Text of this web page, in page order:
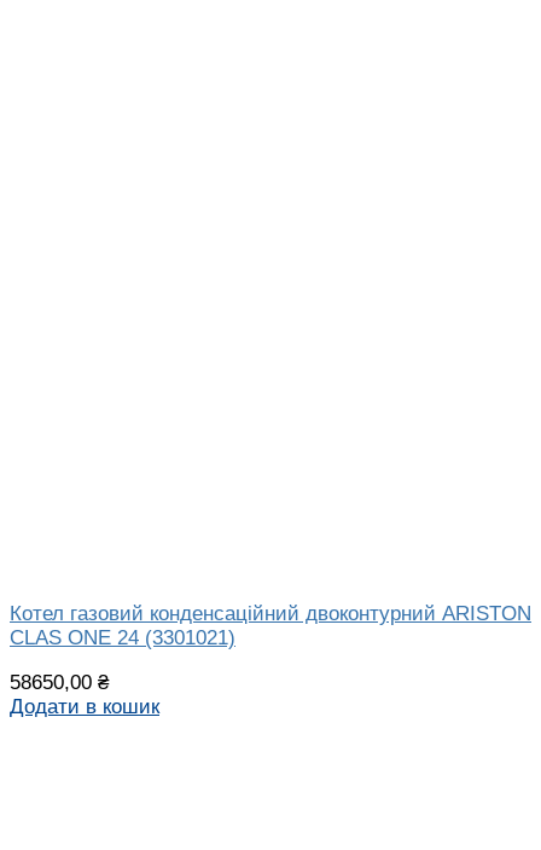
Котел газовий конденсаційний двоконтурний ARISTON
CLAS ONE 24 (3301021)
58650,00 ₴
Додати в кошик